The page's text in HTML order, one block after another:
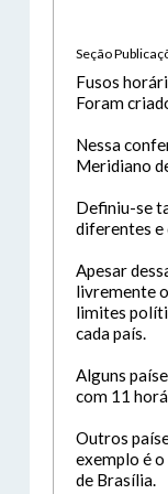
Seção
Fusos
Foram
Nessa
Meridiano
Definiu-se
diferentes e
Apesar
livremente
limites
cada país.
Alguns
com 11
Outros
exemplo é
de Brasília.